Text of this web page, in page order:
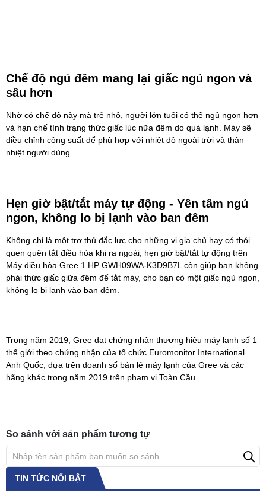
Chế độ ngủ đêm mang lại giấc ngủ ngon và
sâu hơn
Nhờ có chế độ này mà trẻ nhỏ, người lớn tuổi có thể ngủ ngon hơn
và hạn chế tình trạng thức giấc lúc nữa đêm do quá lạnh. Máy sẽ
điều chỉnh công suất để phù hợp với nhiệt độ ngoài trời và thân
nhiệt người dùng.
Hẹn giờ bật/tắt máy tự động - Yên tâm ngủ
ngon, không lo bị lạnh vào ban đêm
Không chỉ là một trợ thủ đắc lực cho những vị gia chủ hay có thói
quen quên tắt điều hòa khi ra ngoài, hẹn giờ bật/tắt tự động trên
Máy điều hòa Gree 1 HP GWH09WA-K3D9B7L còn giúp bạn không
phải thức giấc giữa đêm để tắt máy, cho bạn có một giấc ngủ ngon,
không lo bị lạnh vào ban đêm.
Trong năm 2019, Gree đạt chứng nhận thương hiệu máy lạnh số 1
thế giới theo chứng nhận của tổ chức Euromonitor International
Anh Quốc, dựa trên doanh số bán lẻ máy lạnh của Gree và các
hãng khác trong năm 2019 trên phạm vi Toàn Cầu.
So sánh với sản phẩm tương tự
TIN TỨC NỔI BẬT